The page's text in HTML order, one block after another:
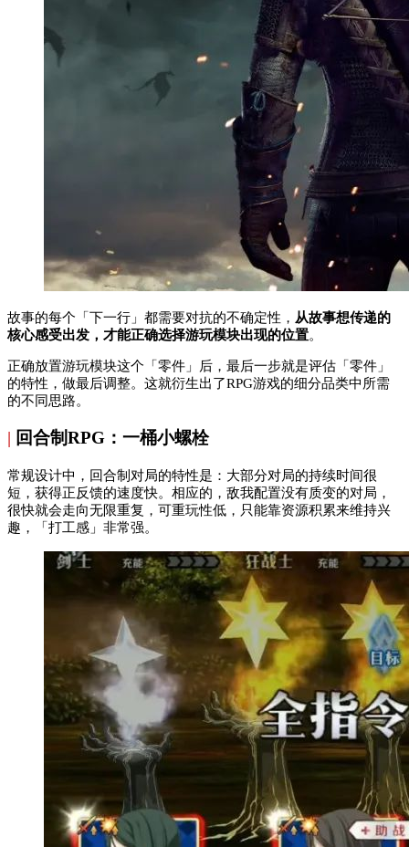
故事的每个「下一行」都需要对抗的不确定性， 从故事想传递的
核心感受出发，才能正确选择游玩模块出现的位置。
正确放置游玩模块这个「零件」后，最后一步就是评估「零件」
的特性，做最后调整。这就衍生出了RPG游戏的细分品类中所需
的不同思路。
| 回合制RPG：一桶小螺栓
常规设计中，回合制对局的特性是：大部分对局的持续时间很
短，获得正反馈的速度快。相应的，敌我配置没有质变的对局，
很快就会走向无限重复，可重玩性低，只能靠资源积累来维持兴
趣，「打工感」非常强。